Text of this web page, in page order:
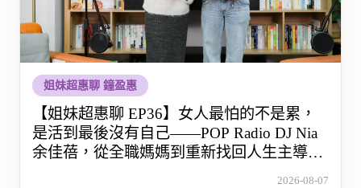
姐妹超惠聊 鐘盈惠
【姐妹超惠聊 EP36】女人最怕的不是累，
是活到最後沒有自己——POP Radio DJ Nia
余佳蓓，從全職媽媽到重新找回人生主導權
2026-08-07